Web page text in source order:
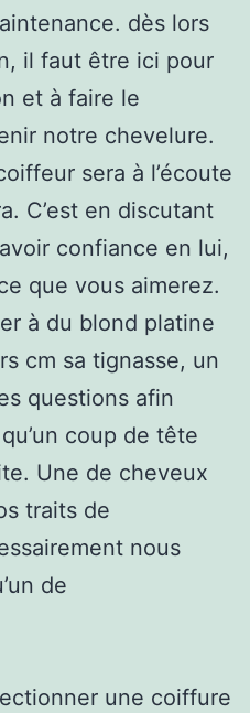
dès lors
il faut être ici pour
et à faire le
notre chevelure.
sera à l’écoute
C’est en discutant
confiance en lui,
que vous aimerez.
à du blond platine
cm sa tignasse, un
questions afin
coup de tête
Une de cheveux
traits de
nous
de
une coiffure